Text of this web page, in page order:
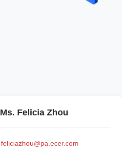
Ms. Felicia Zhou
feliciazhou@pa.ecer.com